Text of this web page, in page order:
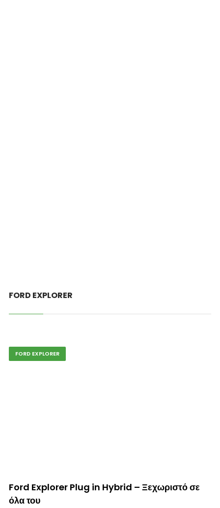
FORD EXPLORER
FORD EXPLORER
© enkinisi.gr
Ford Explorer Plug in Hybrid – Ξεχωριστό σε
όλα του